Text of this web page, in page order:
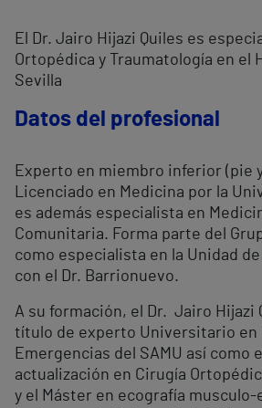
El Dr. Jairo Hijazi Quiles es
Ortopédica y Traumatología en el
Sevilla
Datos del profesional
Experto en miembro inferior (pie
Licenciado en Medicina por la
es además especialista en
Comunitaria. Forma parte del
como especialista en la Unidad
con el Dr. Barrionuevo.
A su formación, el Dr. Jairo Hijazi
título de experto Universitario en
Emergencias del SAMU así como
actualización en Cirugía
y el Máster en ecografía